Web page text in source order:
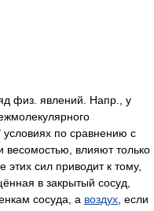
физ. явлений. Напр., у
по сравнению с
влияют только
сил приводит к тому,
в закрытый сосуд,
сосуда, а воздух , если